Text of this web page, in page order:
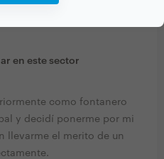
valoraciones de otros
en este sector
como fontanero
y decidí ponerme por mi
llevarme el merito de un